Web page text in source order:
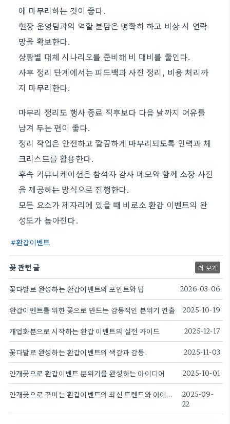
에 마무리하는 것이 좋다.
현장 운영팀과의 역할 분담은 명확히 하고 비상 시 연락
망을 확보한다.
상황별 대체 시나리오를 준비해 비 대비를 줄인다.
사후 정리 단계에서는 피드백과 사진 정리, 비용 처리까
지 마무리한다.
마무리 정리도 행사 종료 직후보다 다음 날까지 여유를
남겨 두는 편이 좋다.
정리 작업은 안전하고 깔끔하게 마무리되도록 인력과 체
크리스트를 활용한다.
후속 커뮤니케이션은 참석자 감사 메모와 함께 소장 사진
을 제공하는 방식으로 진행한다.
모든 요소가 제자리에 있을 때 비로소 환갑 이벤트의 완
성도가 높아진다.
환갑이벤트
꽃 관련 글 더 보기
꽃다발로 완성하는 환갑이벤트의 포인트와 팁 2026-03-06
환갑이벤트를 위한 꽃으로 만드는 감동적인 분위기 연출 2025-10-19
개업화분으로 시작하는 환갑 이벤트의 실전 가이드 2025-12-17
꽃다발로 완성하는 환갑이벤트의 색감과 감동. 2025-11-03
안개꽃으로 환갑이벤트 분위기를 완성하는 아이디어 2025-10-01
안개꽃으로 꾸미는 환갑이벤트의 최신 트렌드와 아이디어
2025-09-
22